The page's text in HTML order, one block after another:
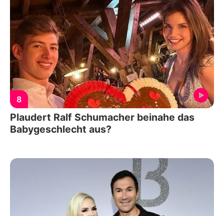
8
Plaudert Ralf Schumacher beinahe das
Babygeschlecht aus?